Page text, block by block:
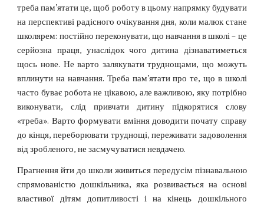
треба пам’ятати це, щоб роботу в цьому напрямку будувати
на перспективі радісного очікування дня, коли малюк стане
школярем: постійно переконувати, що навчання в школі – це
серйозна праця, унаслідок чого дитина дізнаватиметься
щось нове. Не варто залякувати труднощами, що можуть
вплинути на навчання. Треба пам’ятати про те, що в школі
часто буває робота не цікавою, але важливою, яку потрібно
виконувати, слід привчати дитину підкорятися слову
«треба». Варто формувати вміння доводити почату справу
до кінця, переборювати труднощі, переживати задоволення
від зробленого, не засмучуватися невдачею.
Прагнення йти до школи живиться передусім пізнавальною
спрямованістю дошкільника, яка розвивається на основі
властивої дітям допитливості і на кінець дошкільного